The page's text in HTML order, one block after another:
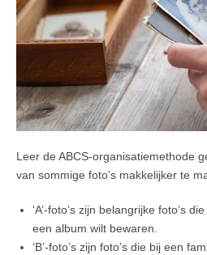
Leer de ABCS-organisatiemethode
van sommige foto’s makkelijker te
‘A’-foto’s zijn belangrijke foto’s
een album wilt bewaren.
‘B’-foto’s zijn foto’s die bij een